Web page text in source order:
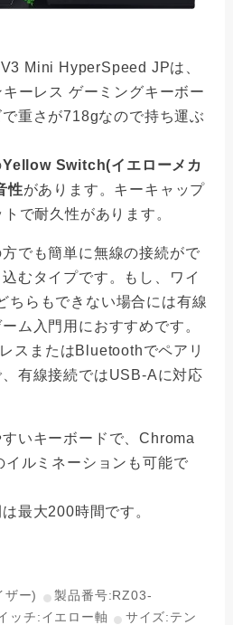
Mini HyperSpeed JPは、
ーレス ゲーミングキーボー
重さが718gなので持ち運ぶ
Yellow Switch(イエローメカ
性があります。キーキャップ
で耐久性があります。
でも簡単に無線の接続がで
むタイプです。もし、ワイ
ちらもできない場合には有線
ム入門用におすすめです。
スまたはBluetoothでペアリ
有線接続ではUSB-Aに対応
いキーボードで、Chroma
イルミネーションも可能で
最大200時間です。
ザー)
製品番号:RZ03-
ッチ:イエロー軸
サイズ:テン